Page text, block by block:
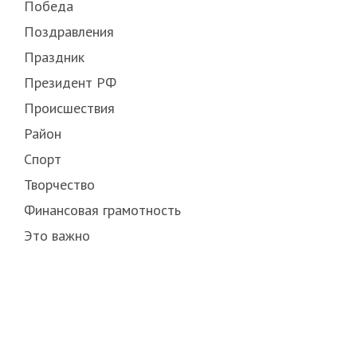
Победа
Поздравления
Праздник
Президент РФ
Происшествия
Район
Спорт
Творчество
Финансовая грамотность
Это важно